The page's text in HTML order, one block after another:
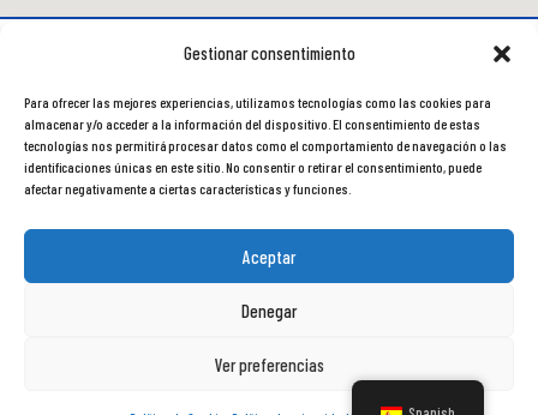
Gestionar consentimiento
Para ofrecer las mejores experiencias, utilizamos tecnologías como las cookies para
almacenar y/o acceder a la información del dispositivo. El consentimiento de estas
tecnologías nos permitirá procesar datos como el comportamiento de navegación o las
identificaciones únicas en este sitio. No consentir o retirar el consentimiento, puede
afectar negativamente a ciertas características y funciones.
Aceptar
Denegar
Ver preferencias
950 341 907 Mail Cómo llegar